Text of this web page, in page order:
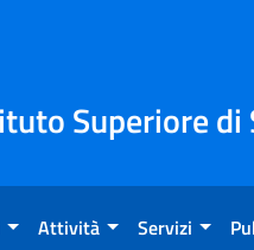
Superiore di
Attività Servizi